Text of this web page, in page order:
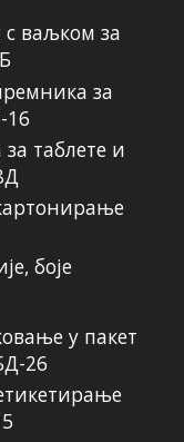
ваљком за
за
16
таблете и
боје
у пакет
26